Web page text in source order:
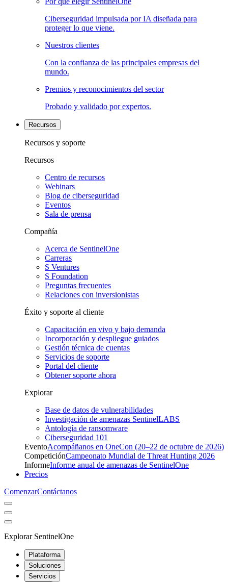
Ciberseguridad impulsada por IA diseñada para
proteger lo que viene.
Nuestros clientes
Con la confianza de las principales empresas del
mundo.
Premios y reconocimientos del sector
Probado y validado por expertos.
Recursos
Recursos y soporte
Recursos
Centro de recursos
Webinars
Blog de ciberseguridad
Eventos
Sala de prensa
Compañía
Acerca de SentinelOne
Carreras
S Ventures
S Foundation
Preguntas frecuentes
Relaciones con inversionistas
Éxito y soporte al cliente
Capacitación en vivo y bajo demanda
Incorporación y despliegue guiados
Gestión técnica de cuentas
Servicios de soporte
Portal del cliente
Obtener soporte ahora
Explorar
Base de datos de vulnerabilidades
Investigación de amenazas SentinelLABS
Antología de ransomware
Ciberseguridad 101
EventoAcompáñanos en OneCon (20–22 de octubre de 2026)
CompeticiónCampeonato Mundial de Threat Hunting 2026
InformeInforme anual de amenazas de SentinelOne
Precios
ComenzarContáctanos
Explorar SentinelOne
Plataforma
Soluciones
Servicios